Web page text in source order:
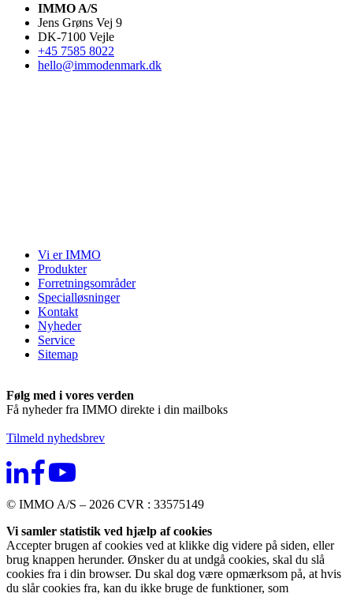
IMMO A/S
Jens Grøns Vej 9
DK-7100 Vejle
+45 7585 8022
hello@immodenmark.dk
Vi er IMMO
Produkter
Forretningsområder
Specialløsninger
Kontakt
Nyheder
Service
Sitemap
Følg med i vores verden
Få nyheder fra IMMO direkte i din mailboks
Tilmeld nyhedsbrev
© IMMO A/S – 2026 CVR : 33575149
Vi samler statistik ved hjælp af cookies
Accepter brugen af cookies ved at klikke dig videre på siden, eller
brug knappen herunder. Ønsker du at undgå cookies, skal du slå
cookies fra i din browser. Du skal dog være opmærksom på, at hvis
du slår cookies fra, kan du ikke bruge de funktioner, som